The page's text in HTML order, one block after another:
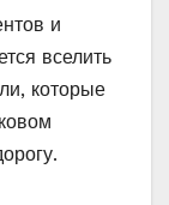
и
вселить
которые